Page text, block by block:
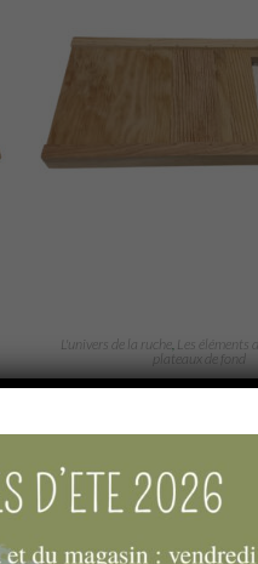
L'univers de la ruche Les éléments
plateaux de fond
Plateau Dadant 6
17,52€